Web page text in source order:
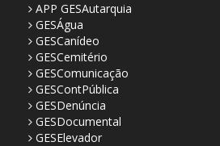
APP GESAutarquia
GESÁgua
GESCanídeo
GESCemitério
GESComunicação
GESContPública
GESDenúncia
GESDocumental
GESElevador